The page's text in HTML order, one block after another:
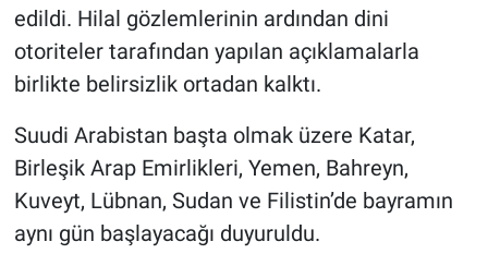
edildi. Hilal gözlemlerinin ardından dini
otoriteler tarafından yapılan açıklamalarla
birlikte belirsizlik ortadan kalktı.
Suudi Arabistan başta olmak üzere Katar,
Birleşik Arap Emirlikleri, Yemen, Bahreyn,
Kuveyt, Lübnan, Sudan ve Filistin’de bayramın
aynı gün başlayacağı duyuruldu.
Bilim, Teknoloji